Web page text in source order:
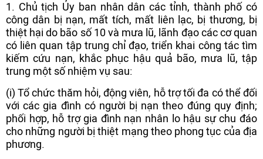
1. Chủ tịch Ủy ban nhân dân các tỉnh, thành phố có
công dân bị nạn, mất tích, mất liên lạc, bị thương, bị
thiệt hại do bão số 10 và mưa lũ, lãnh đạo các cơ quan
có liên quan tập trung chỉ đạo, triển khai công tác tìm
kiếm cứu nạn, khắc phục hậu quả bão, mưa lũ, tập
trung một số nhiệm vụ sau:
(i) Tổ chức thăm hỏi, động viên, hỗ trợ tối đa có thể đối
với các gia đình có người bị nạn theo đúng quy định;
phối hợp, hỗ trợ gia đình nạn nhân lo hậu sự chu đáo
cho những người bị thiệt mạng theo phong tục của địa
phương.